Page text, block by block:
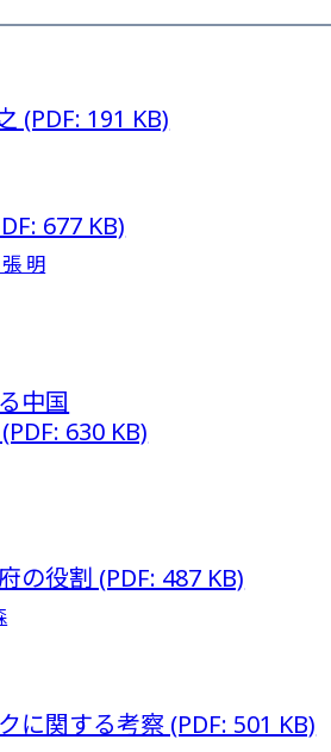
(PDF: 191 KB)
677 KB)
明
中国
630 KB)
の役割 (PDF: 487 KB)
に関する考察 (PDF: 501 KB)